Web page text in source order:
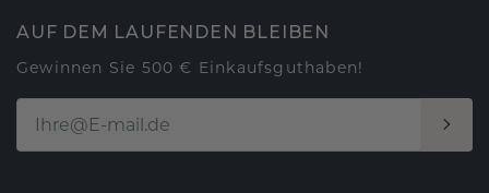
AUF DEM LAUFENDEN BLEIBEN
Gewinnen Sie 500 € Einkaufsguthaben!